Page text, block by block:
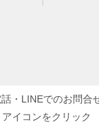
話・LINEでのお問合
アイコンをクリック